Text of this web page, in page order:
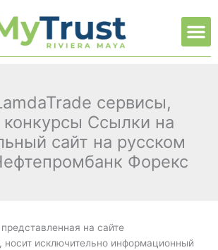
сервисы,
конкурсы Ссылки на
сайт на русском
Форекс
на сайте
носит исключительно информационный